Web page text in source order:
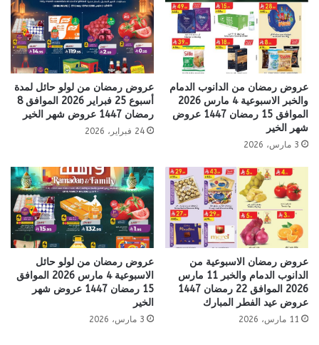
عروض رمضان من الدانوب الدمام
والخبر الاسبوعية 4 مارس 2026
الموافق 15 رمضان 1447 عروض
شهر الخير
3 مارس، 2026
عروض رمضان من لولو حائل لمدة
أسبوع 25 فبراير 2026 الموافق 8
رمضان 1447 عروض شهر الخير
24 فبراير، 2026
عروض رمضان الاسبوعية من
الدانوب الدمام والخبر 11 مارس
2026 الموافق 22 رمضان 1447
عروض عيد الفطر المبارك
11 مارس، 2026
عروض رمضان من لولو حائل
الاسبوعية 4 مارس 2026 الموافق
15 رمضان 1447 عروض شهر
الخير
3 مارس، 2026